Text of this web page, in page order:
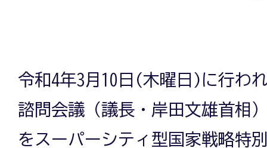
令和4年3月10日(木曜日)に行わ
諮問会議（議長・岸田文雄首相
をスーパーシティ型国家戦略特